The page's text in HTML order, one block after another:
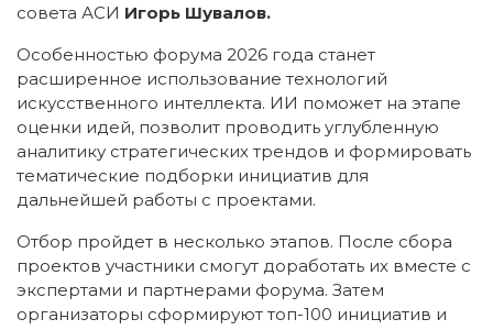
совета АСИ Игорь Шувалов.
Особенностью форума 2026 года станет
расширенное использование технологий
искусственного интеллекта. ИИ поможет на этапе
оценки идей, позволит проводить углубленную
аналитику стратегических трендов и формировать
тематические подборки инициатив для
дальнейшей работы с проектами.
Отбор пройдет в несколько этапов. После сбора
проектов участники смогут доработать их вместе с
экспертами и партнерами форума. Затем
организаторы сформируют топ-100 инициатив и